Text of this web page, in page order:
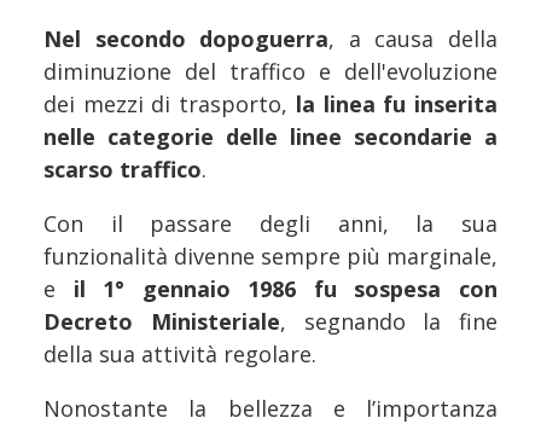
Nel secondo dopoguerra, a causa della
diminuzione del traffico e dell'evoluzione
dei mezzi di trasporto, la linea fu inserita
nelle categorie delle linee secondarie a
scarso traffico.
Con il passare degli anni, la sua
funzionalità divenne sempre più marginale,
e il 1° gennaio 1986 fu sospesa con
Decreto Ministeriale, segnando la fine
della sua attività regolare.
Nonostante la bellezza e l’importanza